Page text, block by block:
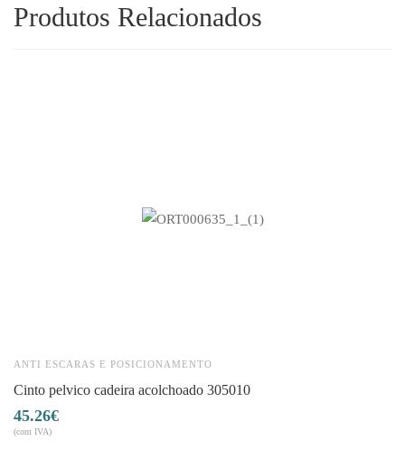
Produtos Relacionados
ANTI ESCARAS E POSICIONAMENTO
cinto pelvico cadeira acolchoado 305010
45.26€
(com IVA)